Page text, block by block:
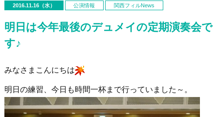
2016.11.16（水） 公演情報 関西フィルNews
明日は今年最後のデュメイの定期演奏会で
す♪
みなさまこんにちは
明日の練習、今日も時間一杯まで行っていました～。